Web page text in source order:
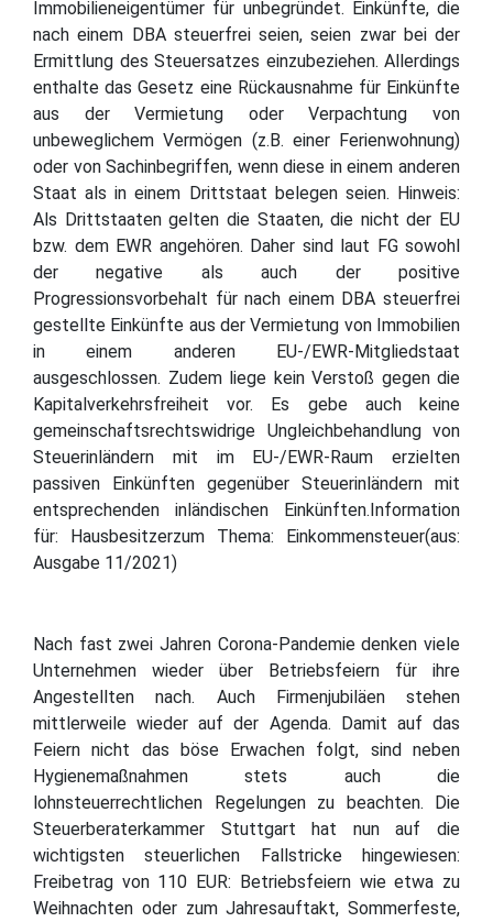
Immobilieneigentümer für unbegründet. Einkünfte, die
nach einem DBA steuerfrei seien, seien zwar bei der
Ermittlung des Steuersatzes einzubeziehen. Allerdings
enthalte das Gesetz eine Rückausnahme für Einkünfte
aus der Vermietung oder Verpachtung von
unbeweglichem Vermögen (z.B. einer Ferienwohnung)
oder von Sachinbegriffen, wenn diese in einem anderen
Staat als in einem Drittstaat belegen seien. Hinweis:
Als Drittstaaten gelten die Staaten, die nicht der EU
bzw. dem EWR angehören. Daher sind laut FG sowohl
der negative als auch der positive
Progressionsvorbehalt für nach einem DBA steuerfrei
gestellte Einkünfte aus der Vermietung von Immobilien
in einem anderen EU-/EWR-Mitgliedstaat
ausgeschlossen. Zudem liege kein Verstoß gegen die
Kapitalverkehrsfreiheit vor. Es gebe auch keine
gemeinschaftsrechtswidrige Ungleichbehandlung von
Steuerinländern mit im EU-/EWR-Raum erzielten
passiven Einkünften gegenüber Steuerinländern mit
entsprechenden inländischen Einkünften.Information
für: Hausbesitzerzum Thema: Einkommensteuer(aus:
Ausgabe 11/2021)
Nach fast zwei Jahren Corona-Pandemie denken viele
Unternehmen wieder über Betriebsfeiern für ihre
Angestellten nach. Auch Firmenjubiläen stehen
mittlerweile wieder auf der Agenda. Damit auf das
Feiern nicht das böse Erwachen folgt, sind neben
Hygienemaßnahmen stets auch die
lohnsteuerrechtlichen Regelungen zu beachten. Die
Steuerberaterkammer Stuttgart hat nun auf die
wichtigsten steuerlichen Fallstricke hingewiesen:
Freibetrag von 110 EUR: Betriebsfeiern wie etwa zu
Weihnachten oder zum Jahresauftakt, Sommerfeste,